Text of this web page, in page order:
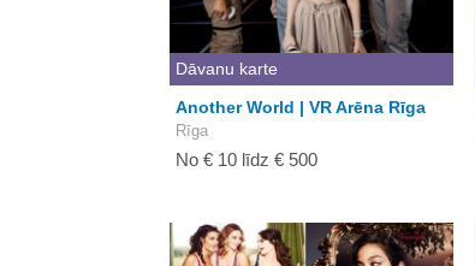
Dāvanu karte
Another World | VR Arēna Rīga
Rīga
No € 10 līdz € 500